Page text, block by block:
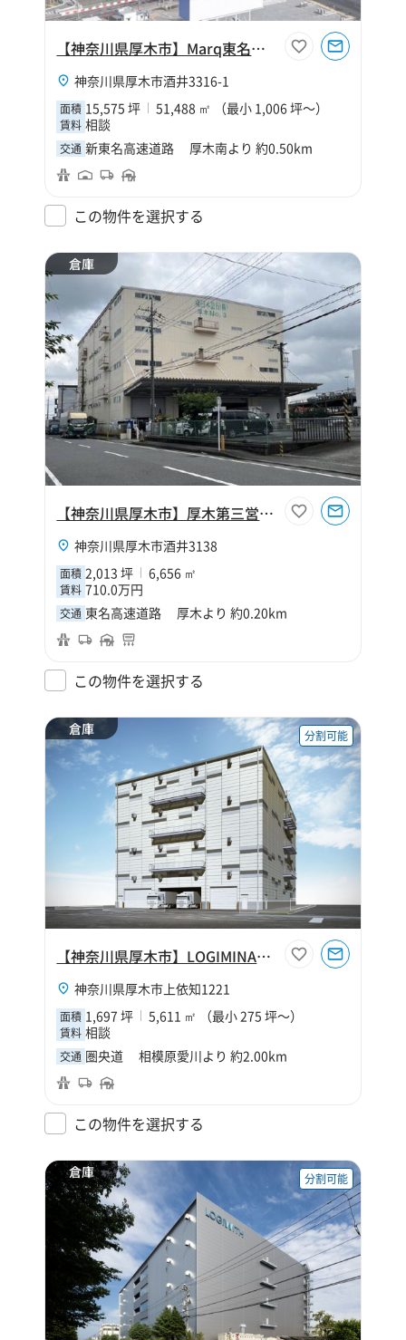
【神奈川県厚木市】Marq東名厚木
神奈川県厚木市酒井3316-1
面積 15,575 坪 51,488 ㎡ （最小 1,006 坪～）
賃料 相談
交通 新東名高速道路 厚木南より 約0.50km
この物件を選択する
倉庫
【神奈川県厚木市】厚木第三営業所倉庫
神奈川県厚木市酒井3138
面積 2,013 坪 6,656 ㎡
賃料 710.0万円
交通 東名高速道路 厚木より 約0.20km
この物件を選択する
倉庫 分割可能
【神奈川県厚木市】LOGIMINAL厚木
神奈川県厚木市上依知1221
面積 1,697 坪 5,611 ㎡ （最小 275 坪～）
賃料 相談
交通 圏央道 相模原愛川より 約2.00km
この物件を選択する
倉庫 分割可能